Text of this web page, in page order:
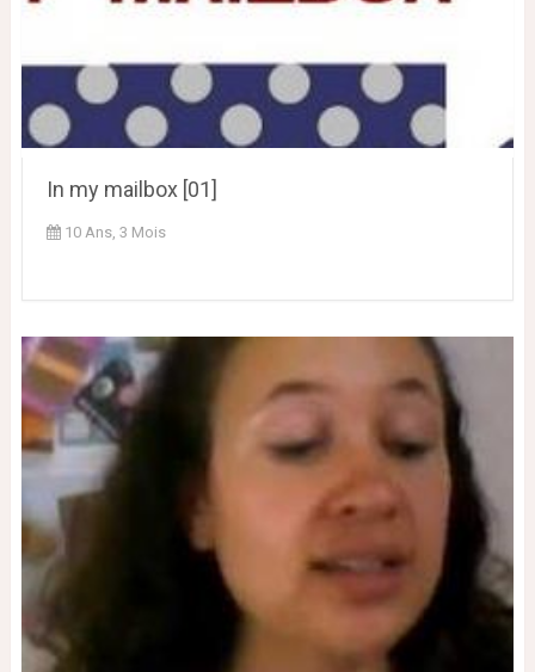
In my mailbox [01]
10 Ans, 3 Mois